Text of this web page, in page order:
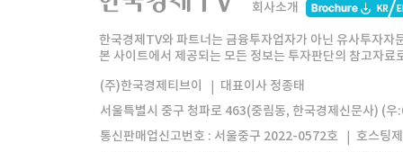
한경미디어그룹 한국경제신문 한국경제
모바일앱 한국경제TV앱
회사소개
한국경제TV와 파트너는 금융투자업자가 아닌 유사투자
본 사이트에서 제공되는 모든 정보는 투자판단의 참고자
(주)한국경제티브이
대표이사 정종태
서울특별시 중구 청파로 463(중림동, 한국경제신문사) (
통신판매업신고번호 : 서울중구 2022-0572호
호스팅